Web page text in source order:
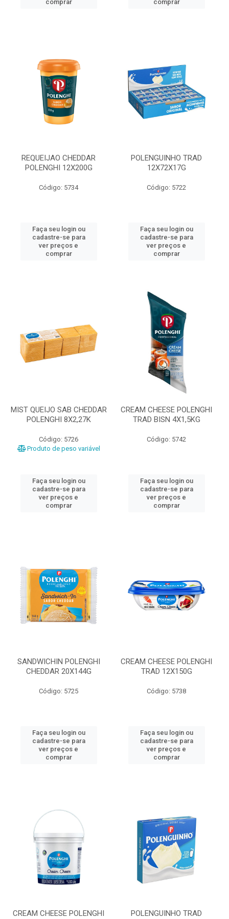
comprar comprar
REQUEIJAO CHEDDAR
POLENGHI 12X200G
Código: 5734
Faça seu login ou
cadastre-se para
ver preços e
comprar
POLENGUINHO TRAD
12X72X17G
Código: 5722
Faça seu login ou
cadastre-se para
ver preços e
comprar
MIST QUEIJO SAB CHEDDAR
POLENGHI 8X2,27K
Código: 5726
Produto de peso variável
Faça seu login ou
cadastre-se para
ver preços e
comprar
CREAM CHEESE POLENGHI
TRAD BISN 4X1,5KG
Código: 5742
Faça seu login ou
cadastre-se para
ver preços e
comprar
SANDWICHIN POLENGHI
CHEDDAR 20X144G
Código: 5725
Faça seu login ou
cadastre-se para
ver preços e
comprar
CREAM CHEESE POLENGHI
TRAD 12X150G
Código: 5738
Faça seu login ou
cadastre-se para
ver preços e
comprar
CREAM CHEESE POLENGHI
POLENGUINHO TRAD